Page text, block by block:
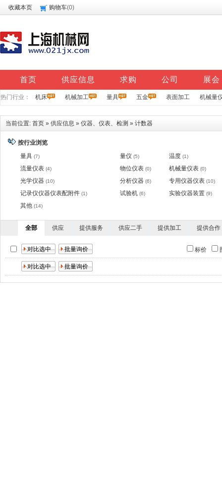
收藏本页 购物车(0)
首页 供应信息 求购 公司 展会
热门行业： 机床 机械加工 量具 五金 表面加工 机械量
当前位置: 首页 » 供应信息 » 仪器、仪表、检测 » 计数器
按行业浏览
量具 (7) 量仪 (5) 温度 (1)
流量仪表 (4) 物位仪表 (0) 机械量仪表 (0)
光学仪器 (10) 分析仪器 (6) 专用仪器仪表 (10)
记录仪仪器仪表配附件 (1) 试验机 (6) 实验仪器装置 (9)
其他 (14)
全部 供应 提供服务 供应二手 提供加工 提供合作
标价